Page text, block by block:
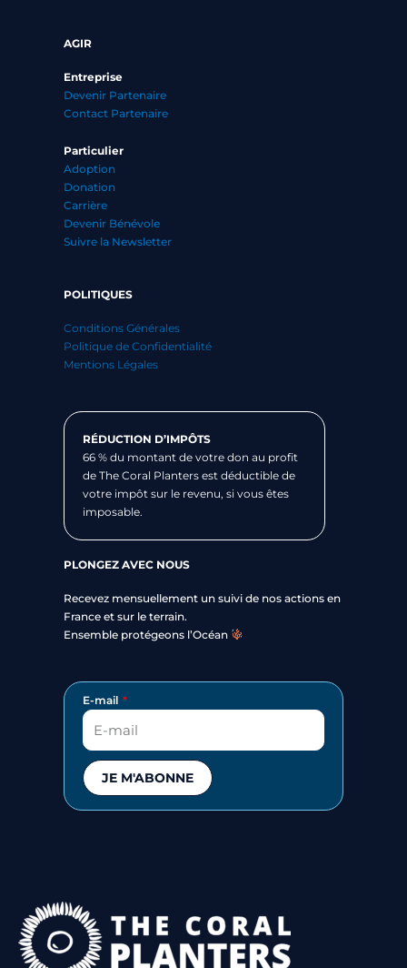
AGIR
Entreprise
Devenir Partenaire
Contact Partenaire
Particulier
Adoption
Donation
Carrière
Devenir Bénévole
Suivre la Newsletter
POLITIQUES
Conditions Générales
Politique de Confidentialité
Mentions Légales
RÉDUCTION D’IMPÔTS
66 % du montant de votre don au profit
de The Coral Planters est déductible de
votre impôt sur le revenu, si vous êtes
imposable.
PLONGEZ AVEC NOUS
Recevez mensuellement un suivi de nos actions en
France et sur le terrain.
Ensemble protégeons l’Océan
E-mail
JE M'ABONNE